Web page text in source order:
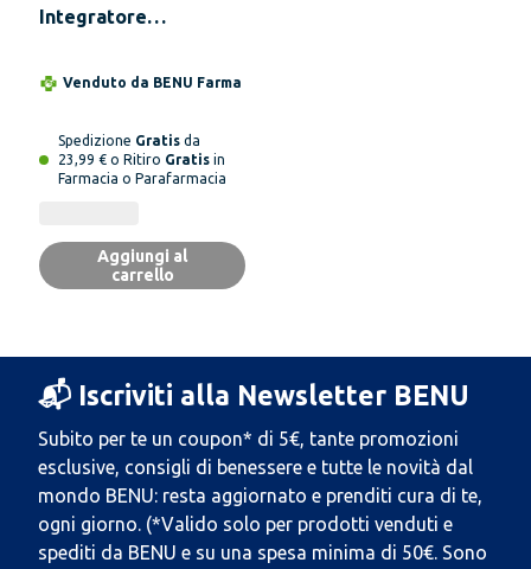
Integratore
Venduto da BENU Farma
Spedizione Gratis da
23,99 € o Ritiro Gratis in
Farmacia o Parafarmacia
Aggiungi al
carrello
📬 Iscriviti alla Newsletter BENU
Subito per te un coupon* di 5€, tante promozioni
esclusive, consigli di benessere e tutte le novità dal
mondo BENU: resta aggiornato e prenditi cura di te,
ogni giorno. (*Valido solo per prodotti venduti e
spediti da BENU e su una spesa minima di 50€. Sono